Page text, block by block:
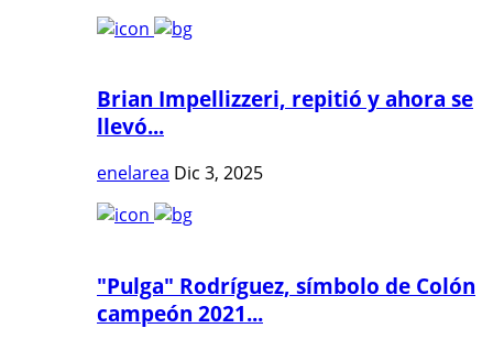
Brian Impellizzeri, repitió y ahora se
llevó...
enelarea Dic 3, 2025
"Pulga" Rodríguez, símbolo de Colón
campeón 2021...